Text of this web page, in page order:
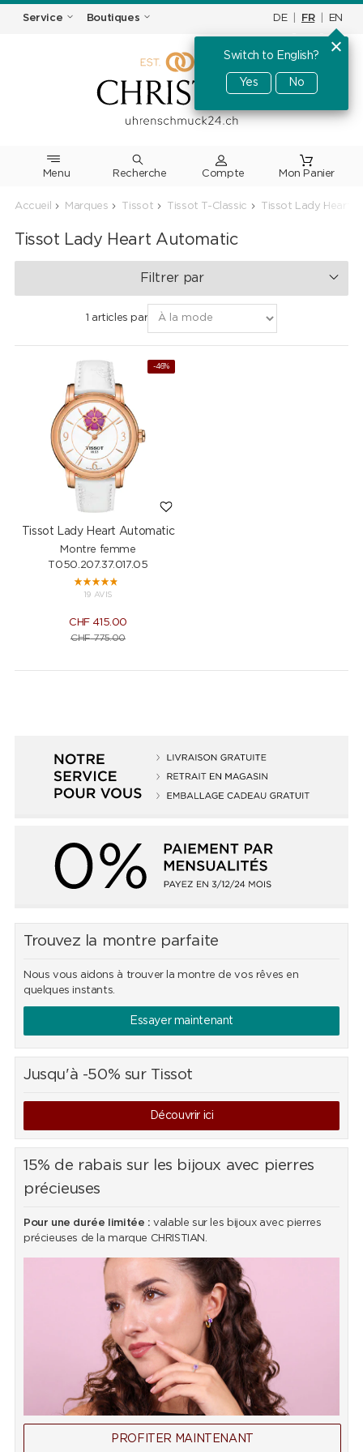
Service Boutiques DE FR EN
Switch to English?
Yes No
Menu Recherche
Accueil Marques Tissot Tissot T-Classic Tissot Lady Heart
Tissot Lady Heart Automatic
Filtrer par
1 articles par
-46%
Tissot Lady Heart Automatic
Montre femme
T050.207.37.017.05
19 AVIS
CHF 415.00
CHF775.00
Trouvez la montre parfaite
Nous vous aidons à trouver la montre de vos rêves en
quelques instants.
Essayer maintenant
Jusqu'à -50% sur Tissot
Découvrir ici
15% de rabais sur les bijoux avec pierres
précieuses
Pour une durée limitée : valable sur les bijoux avec pierres
précieuses de la marque CHRISTIAN.
PROFITER MAINTENANT